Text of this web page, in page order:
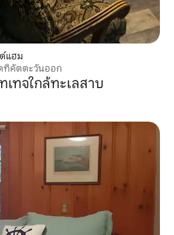
แฮม
ทิคัตตะวันออก
เทจใกล้ทะเลสาบ